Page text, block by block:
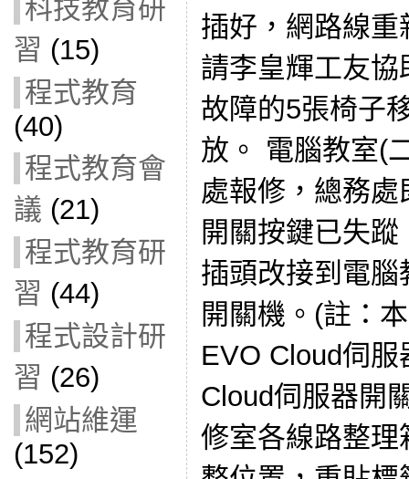
科技教育研
習 (15)
程式教育
(40)
程式教育會
議 (21)
程式教育研
習 (44)
程式設計研
習 (26)
網站維運
(152)
插好，網路線
請李皇輝工友
故障的5張椅子
放。 電腦教室(
處報修，總務
開關按鍵已失
插頭改接到電
開關機。(註：
EVO Cloud伺
Cloud伺服器開
修室各線路整